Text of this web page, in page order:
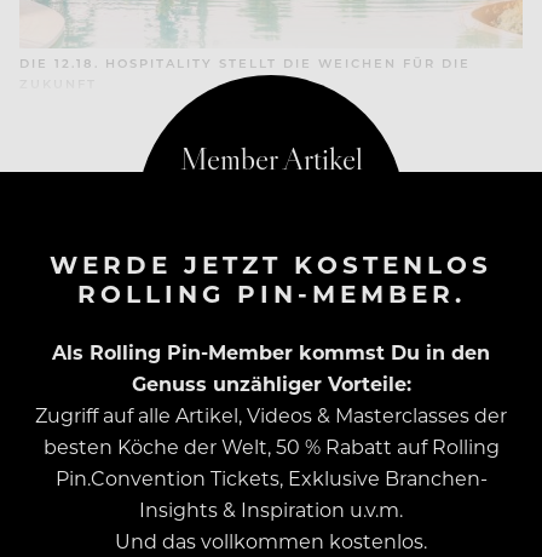
DIE 12.18. HOSPITALITY STELLT DIE WEICHEN FÜR DIE
WERDE JETZT KOSTENLOS
ROLLING PIN-MEMBER.
Als Rolling Pin-Member kommst Du in den
Genuss unzähliger Vorteile:
Zugriff auf alle Artikel, Videos & Masterclasses der
besten Köche der Welt, 50 % Rabatt auf Rolling
Pin.Convention Tickets, Exklusive Branchen-
Insights & Inspiration u.v.m.
Und das vollkommen kostenlos.